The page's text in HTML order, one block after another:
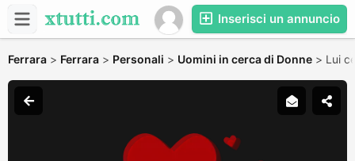
Inserisci un annuncio
Ferrara > Ferrara > Personali > Uomini in cerca di Donne > Lui